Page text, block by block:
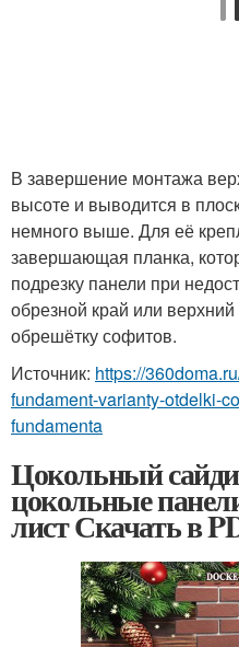
В завершение монтажа
высоте и выводится в
немного выше. Для её
завершающая планка,
подрезку панели при
обрезной край или
обрешётку софитов.
Источник: https://
fundament-varianty-otdelki-
fundamenta
Цокольный
цокольные
лист Скачать в